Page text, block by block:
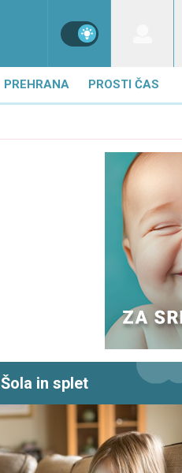
PREHRANA PROSTI ČAS
Šola in splet